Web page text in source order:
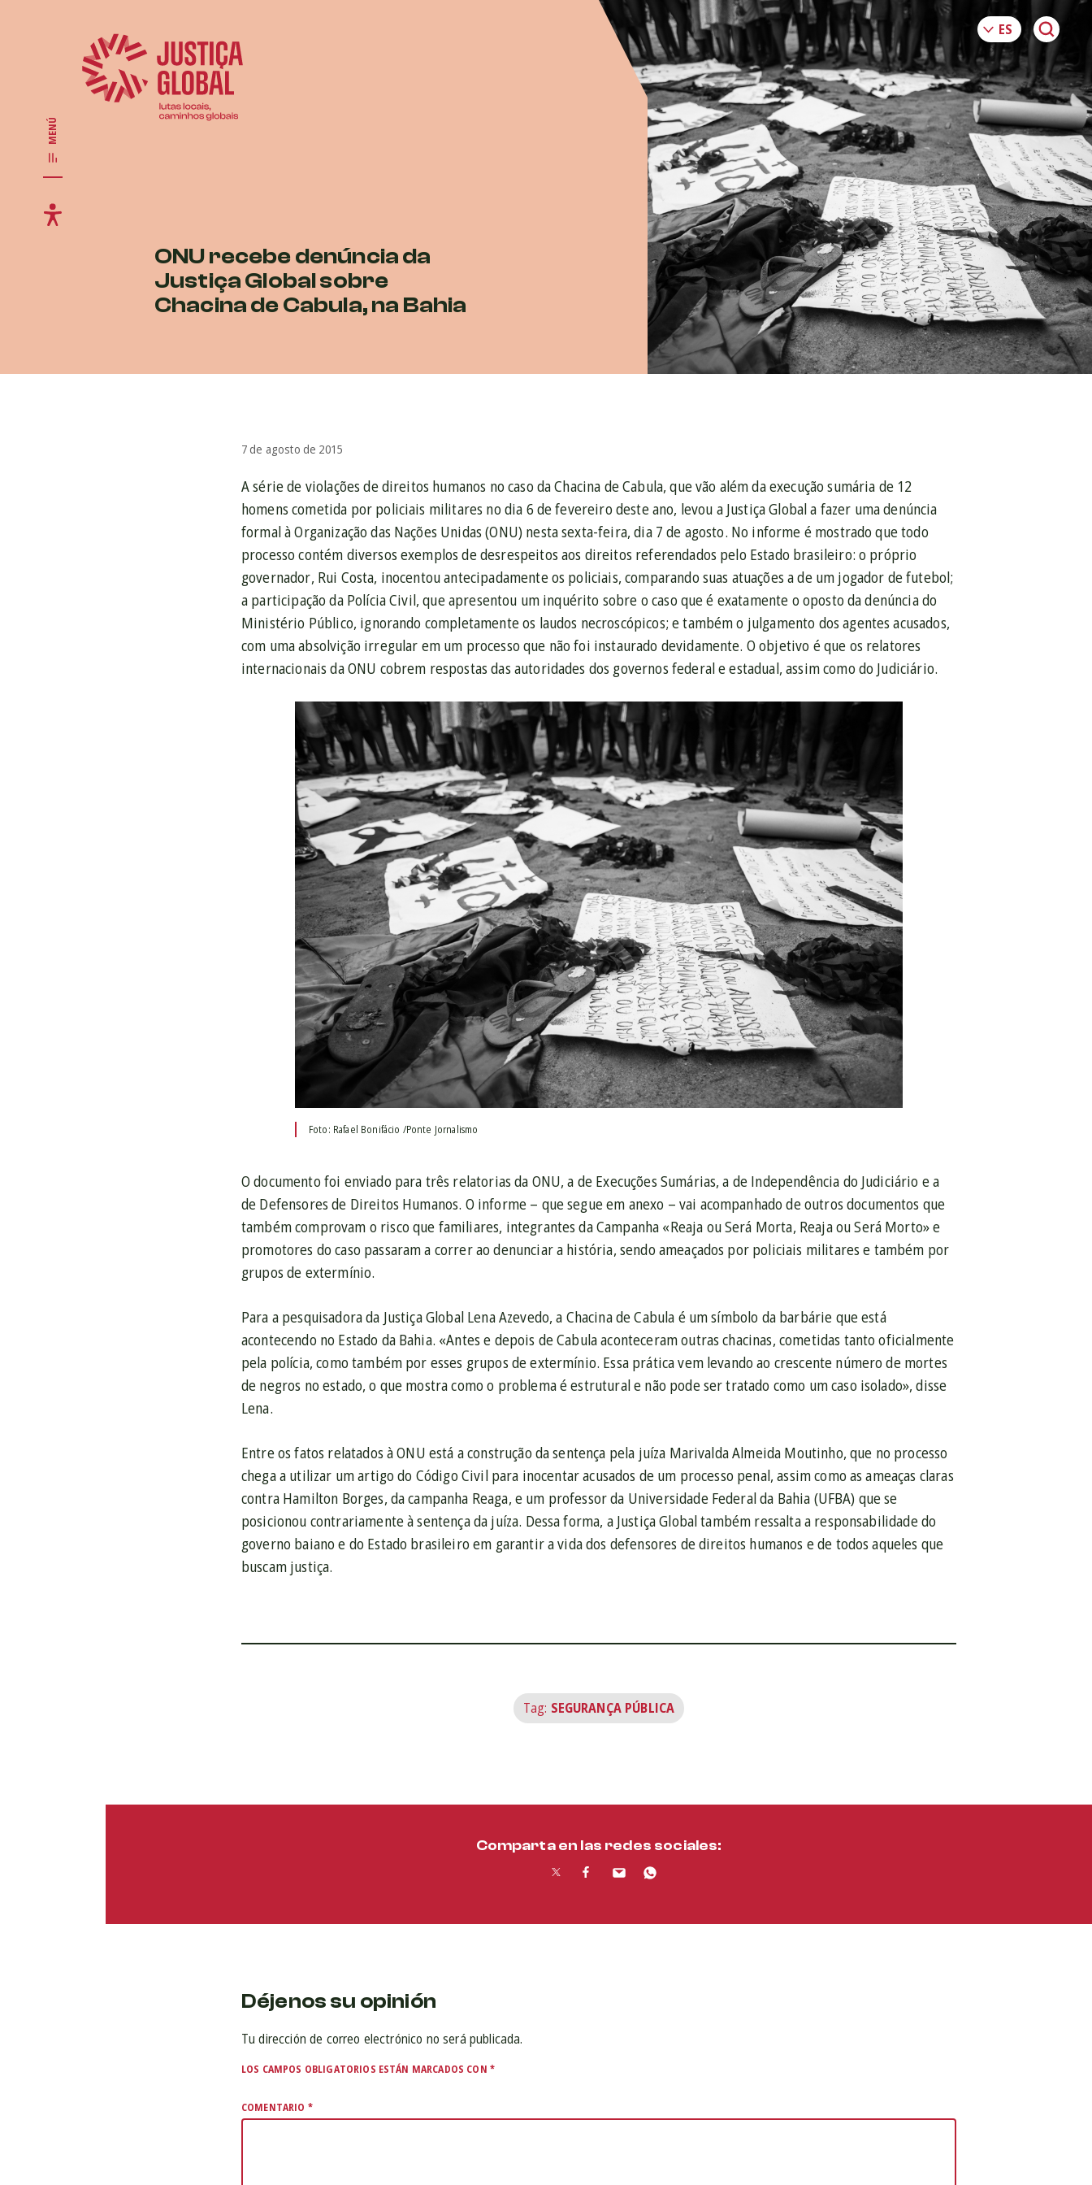
MENÚ
ONU recebe denúncia da
Justiça Global sobre
Chacina de Cabula, na Bahia
7 de agosto de 2015
A série de violações de direitos humanos no caso da Chacina de Cabula, que vão além da execução sumária de 12
homens cometida por policiais militares no dia 6 de fevereiro deste ano, levou a Justiça Global a fazer uma denúncia
formal à Organização das Nações Unidas (ONU) nesta sexta-feira, dia 7 de agosto. No informe é mostrado que todo
processo contém diversos exemplos de desrespeitos aos direitos referendados pelo Estado brasileiro: o próprio
governador, Rui Costa, inocentou antecipadamente os policiais, comparando suas atuações a de um jogador de futebol;
a participação da Polícia Civil, que apresentou um inquérito sobre o caso que é exatamente o oposto da denúncia do
Ministério Público, ignorando completamente os laudos necroscópicos; e também o julgamento dos agentes acusados,
com uma absolvição irregular em um processo que não foi instaurado devidamente. O objetivo é que os relatores
internacionais da ONU cobrem respostas das autoridades dos governos federal e estadual, assim como do Judiciário.
Foto: Rafael Bonifácio /Ponte Jornalismo
O documento foi enviado para três relatorias da ONU, a de Execuções Sumárias, a de Independência do Judiciário e a
de Defensores de Direitos Humanos. O informe – que segue em anexo – vai acompanhado de outros documentos que
também comprovam o risco que familiares, integrantes da Campanha «Reaja ou Será Morta, Reaja ou Será Morto» e
promotores do caso passaram a correr ao denunciar a história, sendo ameaçados por policiais militares e também por
grupos de extermínio.
Para a pesquisadora da Justiça Global Lena Azevedo, a Chacina de Cabula é um símbolo da barbárie que está
acontecendo no Estado da Bahia. «Antes e depois de Cabula aconteceram outras chacinas, cometidas tanto oficialmente
pela polícia, como também por esses grupos de extermínio. Essa prática vem levando ao crescente número de mortes
de negros no estado, o que mostra como o problema é estrutural e não pode ser tratado como um caso isolado», disse
Lena.
Entre os fatos relatados à ONU está a construção da sentença pela juíza Marivalda Almeida Moutinho, que no processo
chega a utilizar um artigo do Código Civil para inocentar acusados de um processo penal, assim como as ameaças claras
contra Hamilton Borges, da campanha Reaga, e um professor da Universidade Federal da Bahia (UFBA) que se
posicionou contrariamente à sentença da juíza. Dessa forma, a Justiça Global também ressalta a responsabilidade do
governo baiano e do Estado brasileiro em garantir a vida dos defensores de direitos humanos e de todos aqueles que
buscam justiça.
Tag: SEGURANÇA PÚBLICA
Comparta en las redes sociales:
Déjenos su opinión
Tu dirección de correo electrónico no será publicada.
LOS CAMPOS OBLIGATORIOS ESTÁN MARCADOS CON *
COMENTARIO *